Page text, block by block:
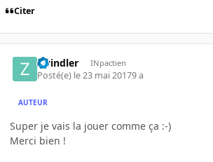
Citer
zwindler INpactien
Posté(e) le 23 mai 20179 a
AUTEUR
Super je vais la jouer comme ça :-)
Merci bien !